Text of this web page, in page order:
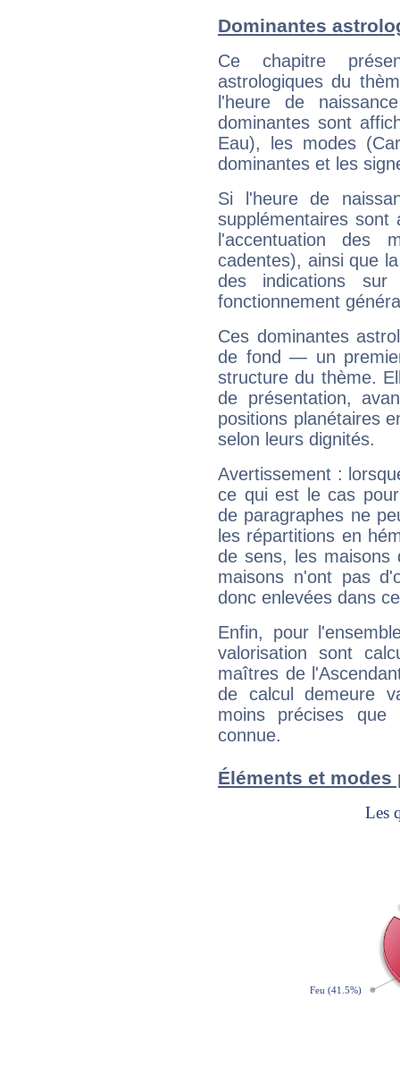
Dominantes
Ce chapitre
astrologiques du
l'heure de
dominantes sont
Eau), les modes
dominantes et les
Si l'heure de
supplémentaires sont
l'accentuation des
cadentes), ainsi que
des indications sur
fonctionnement
Ces dominantes
de fond — un
structure du thème.
de présentation,
positions planétaires
selon leurs dignités.
Avertissement :
ce qui est le cas
de paragraphes ne
les répartitions en
de sens, les maisons
maisons n'ont pas
donc enlevées dans
Enfin, pour
valorisation sont
maîtres de
de calcul demeure
moins précises que
connue.
Éléments et modes